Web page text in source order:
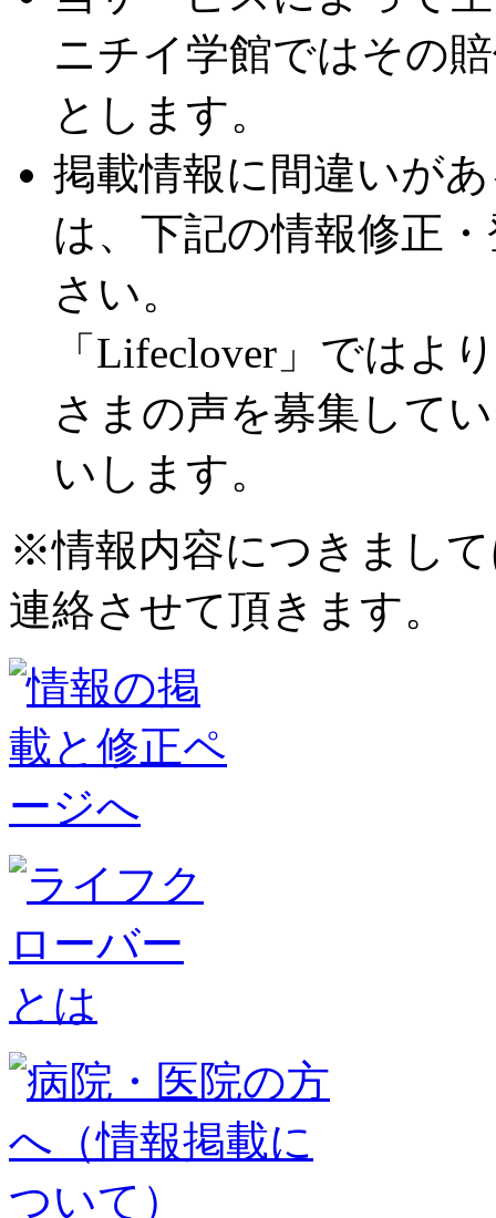
ニチイ学館ではその
とします。
掲載情報に間違いが
は、下記の情報修正
さい。
「Lifeclover」ではよ
さまの声を募集して
いします。
※情報内容につきまし
連絡させて頂きます。